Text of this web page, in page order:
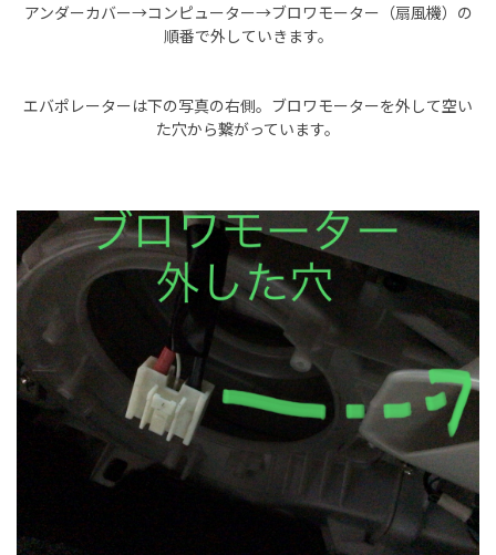
アンダーカバー→コンピューター→ブロワモーター（扇風機）の
順番で外していきます。
エバポレーターは下の写真の右側。ブロワモーターを外して空い
た穴から繋がっています。